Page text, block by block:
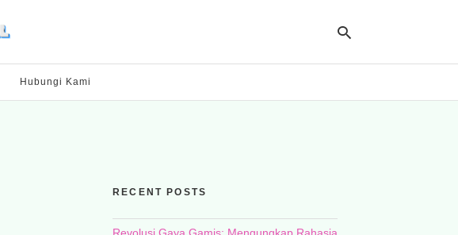
Hubungi Kami
RECENT POSTS